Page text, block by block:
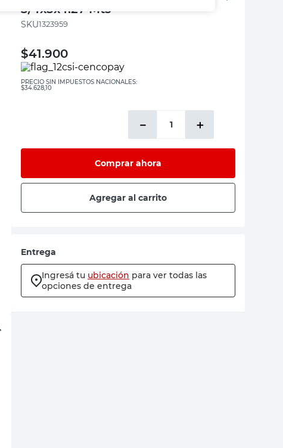
3/4x5x4.27 Mts
:1323959
$41.900
PRECIO SIN IMPUESTOS NACIONALES:
$34.628,10
＋
－
Comprar ahora
Agregar al carrito
Entrega
Ingresá tu ubicación para ver todas las
opciones de entrega